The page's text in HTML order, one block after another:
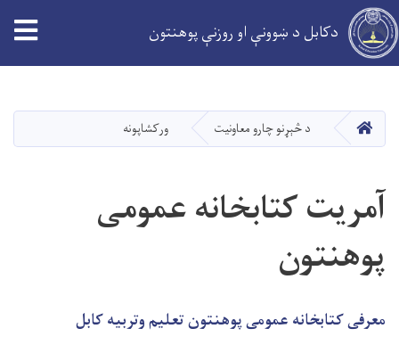
دانګل
دکابل د ښوونې او روزنې پوهنتون
کور د څېړنو چارو معاونیت ورکشاپونه
آمریت کتابخانه عمومی
پوهنتون
معرفی کتابخانه عمومی پوهنتون تعلیم وتربیه کابل